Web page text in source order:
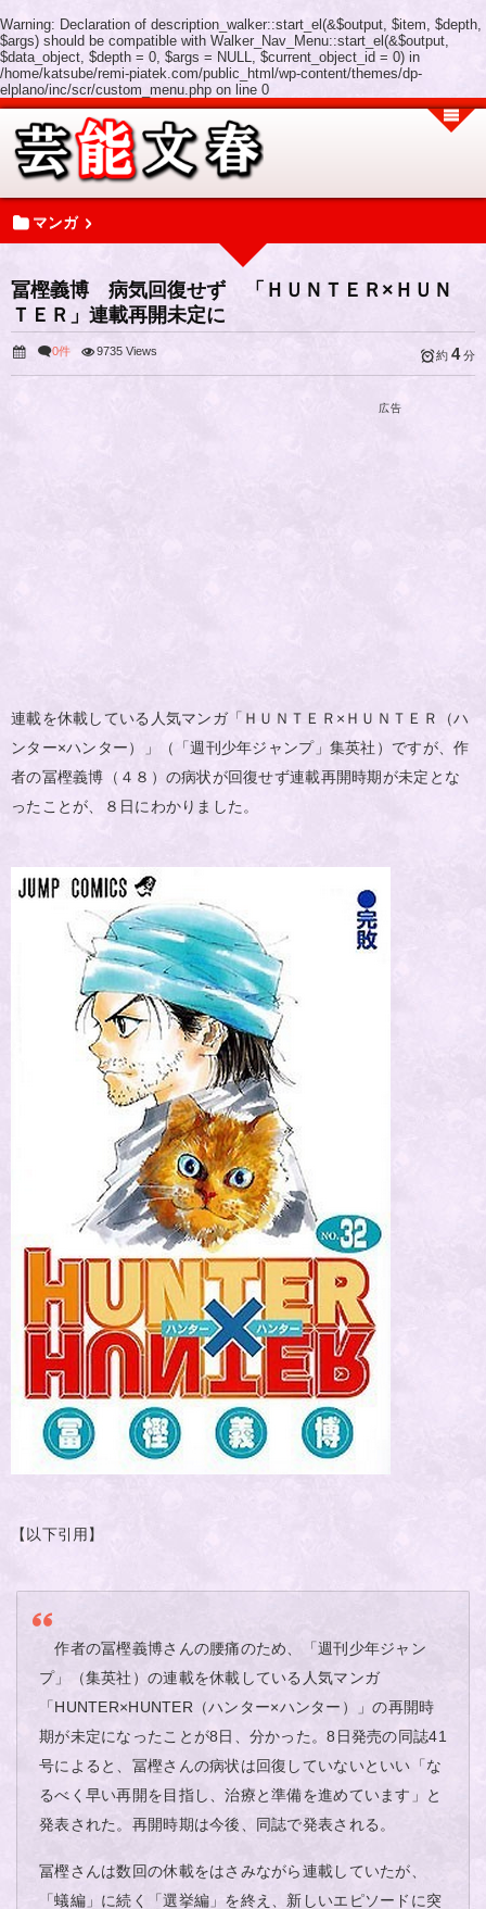
Warning: Declaration of description_walker::start_el(&$output, $item, $depth,
$args) should be compatible with Walker_Nav_Menu::start_el(&$output,
$data_object, $depth = 0, $args = NULL, $current_object_id = 0) in
/home/katsube/remi-piatek.com/public_html/wp-content/themes/dp-
elplano/inc/scr/custom_menu.php on line 0
マンガ
冨樫義博 病気回復せず 「ＨＵＮＴＥＲ×ＨＵＮ
ＴＥＲ」連載再開未定に
0件 9735 Views 約 4分
広告
連載を休載している人気マンガ「ＨＵＮＴＥＲ×ＨＵＮＴＥＲ（ハ
ンター×ハンター）」（「週刊少年ジャンプ」集英社）ですが、作
者の冨樫義博（４８）の病状が回復せず連載再開時期が未定とな
ったことが、８日にわかりました。
【以下引用】
作者の冨樫義博さんの腰痛のため、「週刊少年ジャン
プ」（集英社）の連載を休載している人気マンガ
「HUNTER×HUNTER（ハンター×ハンター）」の再開時
期が未定になったことが8日、分かった。8日発売の同誌41
号によると、冨樫さんの病状は回復していないといい「な
るべく早い再開を目指し、治療と準備を進めています」と
発表された。再開時期は今後、同誌で発表される。
冨樫さんは数回の休載をはさみながら連載していたが、
「蟻編」に続く「選挙編」を終え、新しいエピソードに突